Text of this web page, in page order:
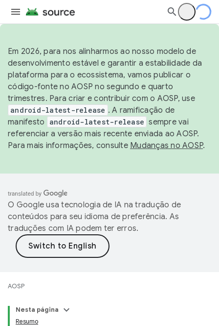
Em 2026, para nos alinharmos ao nosso modelo de
desenvolvimento estável e garantir a estabilidade da
plataforma para o ecossistema, vamos publicar o
código-fonte no AOSP no segundo e quarto
trimestres. Para criar e contribuir com o AOSP, use
android-latest-release . A ramificação de
manifesto
android-latest-release sempre vai
referenciar a versão mais recente enviada ao AOSP.
Para mais informações, consulte Mudanças no AOSP.
O Google usa tecnologia de IA na tradução de
conteúdos para seu idioma de preferência. As
traduções com IA podem ter erros.
AOSP
Nesta página
Resumo